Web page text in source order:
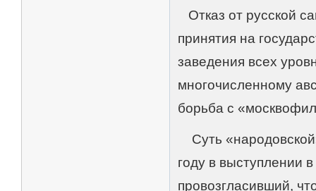
Отказ от русской
принятия на
заведения всех
многочисленному
борьба с
Суть
году в выступлении
провозгласивший,